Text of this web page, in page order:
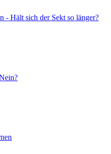
- Hält sich der Sekt so länger?